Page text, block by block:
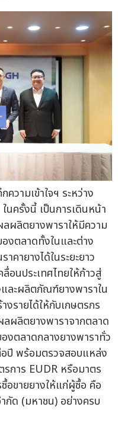
วามเข้าใจฯ ระหว่าง
นครั้งนี้ เป็นการเดินหน้า
ผลิตยางพาราให้มีความ
งตลาดทั้งในและต่าง
คายางได้ในระยะยาว
อนประเทศไทยให้ก้าวสู่
ละผลิตภัณฑ์ยางพาราใน
รายได้ให้กับเกษตรกร
ลผลิตยางพาราจากตลาด
งตลาดกลางยางพาราทั่ว
ปี พร้อมตรวจสอบแหล่ง
รการ EUDR หรือมาตร
อขายยางให้แก่ผู้ซื้อ คือ
กัด (มหาชน) อย่างครบ